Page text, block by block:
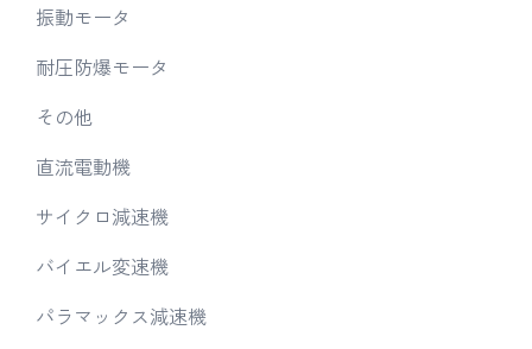
振動モータ
耐圧防爆モータ
その他
直流電動機
サイクロ減速機
バイエル変速機
パラマックス減速機